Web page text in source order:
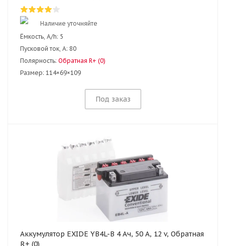
Наличие уточняйте
Ёмкость, A/h: 5
Пусковой ток, А: 80
Полярность: Обратная R+ (0)
Размер: 114×69×109
Под заказ
Аккумулятор EXIDE YB4L-B 4 Ач, 50 А, 12 v, Обратная
R+ (0)